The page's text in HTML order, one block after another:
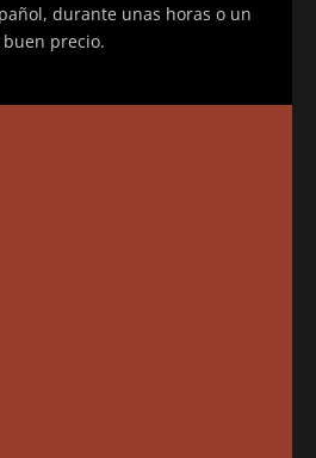
durante unas horas o un
precio.